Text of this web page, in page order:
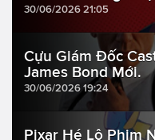
30/06/2026 21:05
Cựu Giám Đốc
James Bond Mới.
30/06/2026 19:24
Pixar Hé Lộ Phim